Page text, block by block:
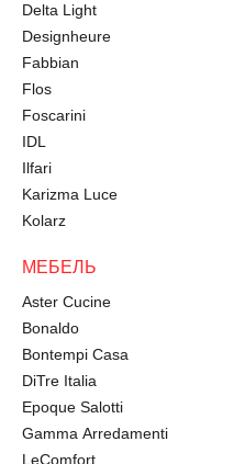
Delta Light
Designheure
Fabbian
Flos
Foscarini
IDL
Ilfari
Karizma Luce
Kolarz
МЕБЕЛЬ
Aster Cucine
Bonaldo
Bontempi Casa
DiTre Italia
Epoque Salotti
Gamma Arredamenti
LeComfort